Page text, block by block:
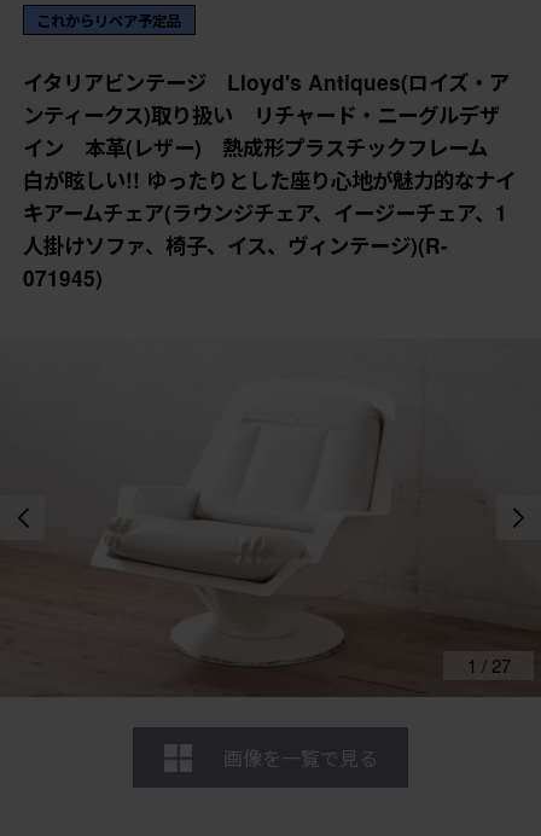
取り扱い リチャード・ニーグルデザイン 本革(レザ
ー) 熱成形プラスチックフレーム 白が眩しい!! ゆった
りとした座り心地が魅力的なナイキアームチェア(ラウン
ジチェア、イージーチェア、1人掛けソファ、椅子、イ
ス、ヴィンテージ)(R-071945)
ラフジュ工房 > 椅子・ベンチ
タリアビンテージ Lloyd's Antiques(ロイズ・アンティー
クス)取り扱い リチャード・ニーグルデザイン 本革
(レザー) 熱成形プラスチックフレーム 白が眩しい!!
ゆったりとした座り心地が魅力的なナイキアームチェア
(ラウンジチェア、イージーチェア、1人掛けソファ、椅
子、イス、ヴィンテージ)(R-071945)
ラフジュ工房 > 椅子・ベンチ > イージーチェア
タリアビンテージ Lloyd's Antiques(ロイズ・アンティー
クス)取り扱い リチャード・ニーグルデザイン 本革
(レザー) 熱成形プラスチックフレーム 白が眩しい!!
ゆったりとした座り心地が魅力的なナイキアームチェア
(ラウンジチェア、イージーチェア、1人掛けソファ、椅
子、イス、ヴィンテージ)(R-071945)
これからリペア予定品
イタリアビンテージ Lloyd's Antiques(ロイズ・ア
ンティークス)取り扱い リチャード・ニーグルデザ
イン 本革(レザー) 熱成形プラスチックフレーム
白が眩しい!! ゆったりとした座り心地が魅力的なナイ
キアームチェア(ラウンジチェア、イージーチェア、1
人掛けソファ、椅子、イス、ヴィンテージ)(R-
071945)
1 / 27
画像を一覧で見る